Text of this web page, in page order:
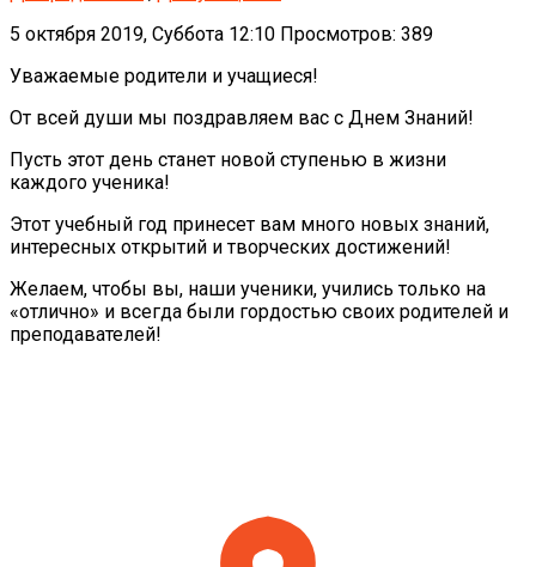
5 октября 2019, Суббота 12:10 Просмотров: 389
Уважаемые родители и учащиеся!
От всей души мы поздравляем вас с Днем Знаний!
Пусть этот день станет новой ступенью в жизни
каждого ученика!
Этот учебный год принесет вам много новых знаний,
интересных открытий и творческих достижений!
Желаем, чтобы вы, наши ученики, учились только на
«отлично» и всегда были гордостью своих родителей и
преподавателей!